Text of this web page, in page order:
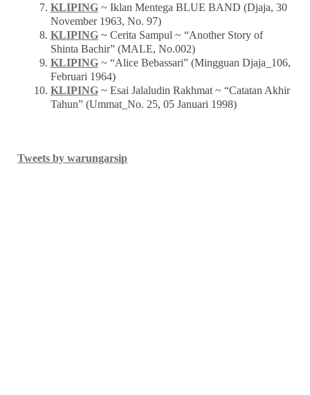
KLIPING~ Iklan Mentega BLUE BAND (Djaja, 30
November 1963, No. 97)
KLIPING~ Cerita Sampul ~ “Another Story of
Shinta Bachir” (MALE, No.002)
KLIPING~ “Alice Bebassari” (Mingguan Djaja_106,
Februari 1964)
KLIPING~ Esai Jalaludin Rakhmat ~ “Catatan Akhir
Tahun” (Ummat_No. 25, 05 Januari 1998)
Tweets by warungarsip